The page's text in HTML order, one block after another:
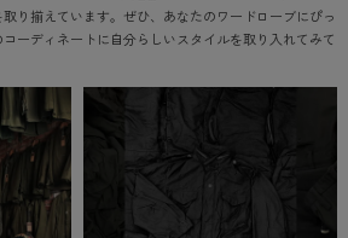
り揃えています。ぜひ、あなたのワードローブにぴっ
ーディネートに自分らしいスタイルを取り入れてみて